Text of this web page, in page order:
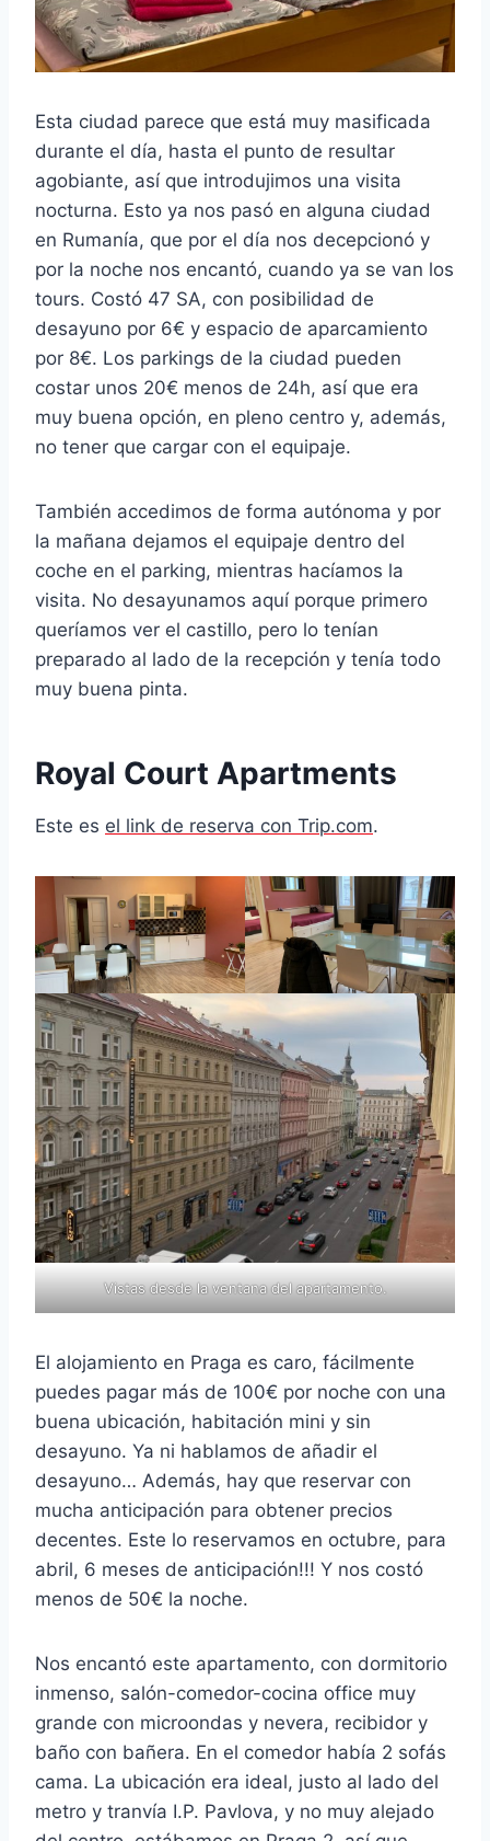
Esta ciudad parece que está muy masificada
durante el día, hasta el punto de resultar
agobiante, así que introdujimos una visita
nocturna. Esto ya nos pasó en alguna ciudad
en Rumanía, que por el día nos decepcionó y
por la noche nos encantó, cuando ya se van los
tours. Costó 47 SA, con posibilidad de
desayuno por 6€ y espacio de aparcamiento
por 8€. Los parkings de la ciudad pueden
costar unos 20€ menos de 24h, así que era
muy buena opción, en pleno centro y, además,
no tener que cargar con el equipaje.
También accedimos de forma autónoma y por
la mañana dejamos el equipaje dentro del
coche en el parking, mientras hacíamos la
visita. No desayunamos aquí porque primero
queríamos ver el castillo, pero lo tenían
preparado al lado de la recepción y tenía todo
muy buena pinta.
Royal Court Apartments
Este es el link de reserva con Trip.com.
Vistas desde la ventana del apartamento.
El alojamiento en Praga es caro, fácilmente
puedes pagar más de 100€ por noche con una
buena ubicación, habitación mini y sin
desayuno. Ya ni hablamos de añadir el
desayuno… Además, hay que reservar con
mucha anticipación para obtener precios
decentes. Este lo reservamos en octubre, para
abril, 6 meses de anticipación!!! Y nos costó
menos de 50€ la noche.
Nos encantó este apartamento, con dormitorio
inmenso, salón-comedor-cocina office muy
grande con microondas y nevera, recibidor y
baño con bañera. En el comedor había 2 sofás
cama. La ubicación era ideal, justo al lado del
metro y tranvía I.P. Pavlova, y no muy alejado